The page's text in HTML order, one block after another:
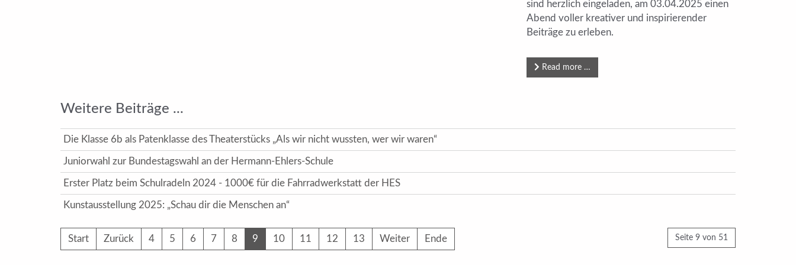
sind herzlich eingeladen, am 03.04.2025 einen
Abend voller kreativer und inspirierender
Beiträge zu erleben.
Read more …
Weitere Beiträge ...
Die Klasse 6b als Patenklasse des Theaterstücks „Als wir nicht wussten, wer wir waren“
Juniorwahl zur Bundestagswahl an der Hermann-Ehlers-Schule
Erster Platz beim Schulradeln 2024 - 1000€ für die Fahrradwerkstatt der HES
Kunstausstellung 2025: „Schau dir die Menschen an“
Seite 9 von 51
Start Zurück 4 5 6 7 8 9 10 11 12 13 Weiter Ende